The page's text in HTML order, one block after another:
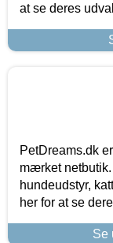
at se deres
PetDreams.dk
mærket
hundeudstyr,
her for at se
Se